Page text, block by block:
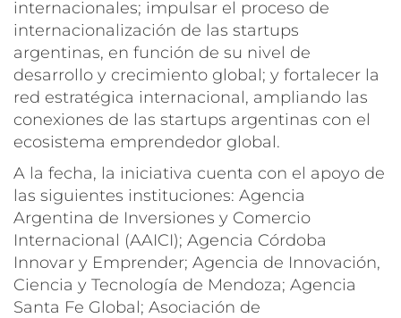
internacionales; impulsar el proceso de
internacionalización de las startups
argentinas, en función de su nivel de
desarrollo y crecimiento global; y fortalecer la
red estratégica internacional, ampliando las
conexiones de las startups argentinas con el
ecosistema emprendedor global.
A la fecha, la iniciativa cuenta con el apoyo de
las siguientes instituciones: Agencia
Argentina de Inversiones y Comercio
Internacional (AAICI); Agencia Córdoba
Innovar y Emprender; Agencia de Innovación,
Ciencia y Tecnología de Mendoza; Agencia
Santa Fe Global; Asociación de